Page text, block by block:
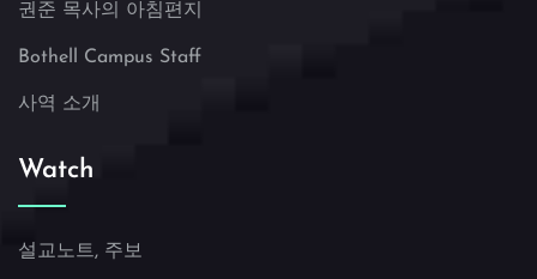
권준 목사의 아침편지
Bothell Campus Staff
사역 소개
Watch
설교노트, 주보